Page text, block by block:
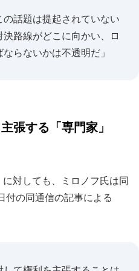
の話題は提起されていない
路線がどこに向かい、ロ
らないかは不透明だ」
張する「専門家」
対しても、ミロノフ氏は同
付の同通信の記事による